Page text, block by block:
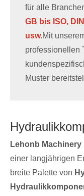
für alle
GB bis ISO,
usw.Mit
professionellen
Muster
Lehonb Machinery
einer langjährigen
breite Palette von